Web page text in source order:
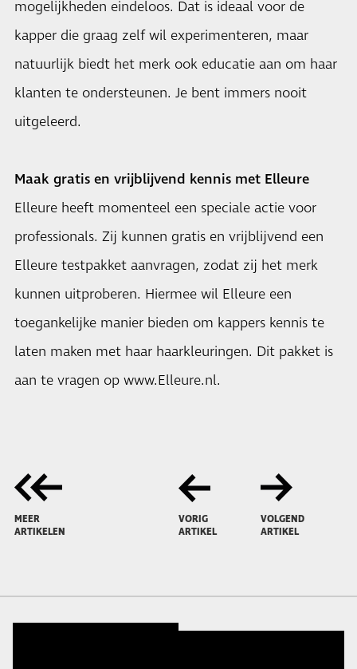
mogelijkheden eindeloos. Dat is ideaal voor de
kapper die graag zelf wil experimenteren, maar
natuurlijk biedt het merk ook educatie aan om haar
klanten te ondersteunen. Je bent immers nooit
uitgeleerd.
Maak gratis en vrijblijvend kennis met Elleure
Elleure heeft momenteel een speciale actie voor
professionals. Zij kunnen gratis en vrijblijvend een
Elleure testpakket aanvragen, zodat zij het merk
kunnen uitproberen. Hiermee wil Elleure een
toegankelijke manier bieden om kappers kennis te
laten maken met haar haarkleuringen. Dit pakket is
aan te vragen op www.Elleure.nl.
MEER
ARTIKELEN
VORIG
ARTIKEL
VOLGEND
ARTIKEL